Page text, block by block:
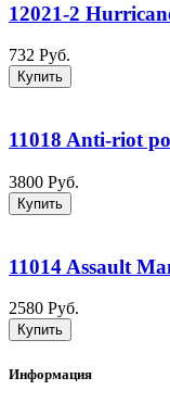
12021-2
732 Руб.
Купить
11018 Anti-riot
3800 Руб.
Купить
11014 Assault
2580 Руб.
Купить
Информация